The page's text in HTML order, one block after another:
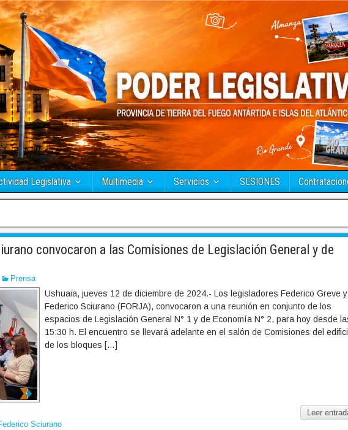
Legislativa Multimedia Servicios SESIONES
convocaron a las Comisiones de Legislación General y de
Prensa
Ushuaia, jueves 12 de diciembre de 2024.- Los legisladores Federico Greve y
Federico Sciurano (FORJA), convocaron a una reunión en conjunto de los
espacios de Legislación General N° 1 y de Economía N° 2, para hoy desde
15:30 h. El encuentro se llevará adelante en el salón de Comisiones del
de los bloques […]
Leer
Sciurano